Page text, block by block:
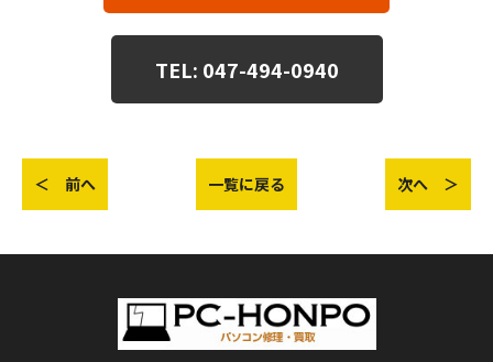
TEL: 047-494-0940
＜ 前へ 一覧に戻る 次へ ＞